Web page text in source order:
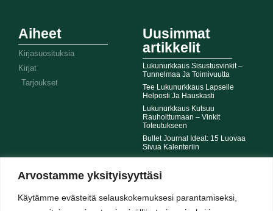
Arvostamme yksityisyyttäsi
Käytämme evästeitä selauskokemuksesi parantamiseksi,
Aiheet
Kirjasuosituksia
Kirjat
Tarjoukset
Uusimmat
artikkelit
Lukunurkkaus Sisustusvinkit –
Tunnelmaa Ja Toimivuutta
Tee Lukunurkkaus Lapselle
Helposti Ja Hauskasti
Lukunurkkaus Kutsuu
Rauhoittumaan – Vinkit
Toteutukseen
Bullet Journal Ideat: 15 Luovaa
Sivua Kalenteriin